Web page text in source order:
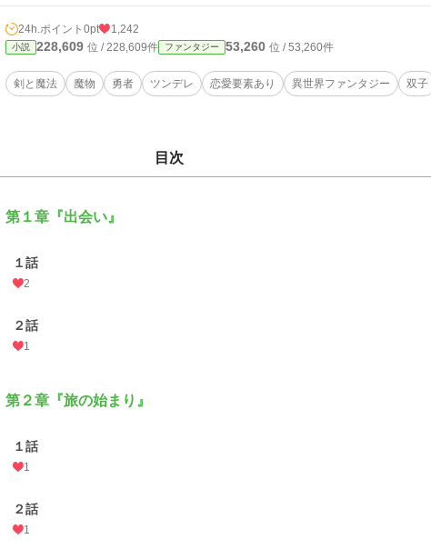
24h.ポイント 0pt 1,242
小説 228,609 位 / 228,609件 ファンタジー 53,260 位 / 53,260件
剣と魔法 魔物 勇者 ツンデレ 恋愛要素あり 異世界ファンタジー 双子
目次
第１章『出会い』
１話
2
２話
1
第２章『旅の始まり』
１話
1
２話
1